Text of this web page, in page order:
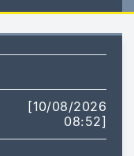
[10/08/2026
08:52]